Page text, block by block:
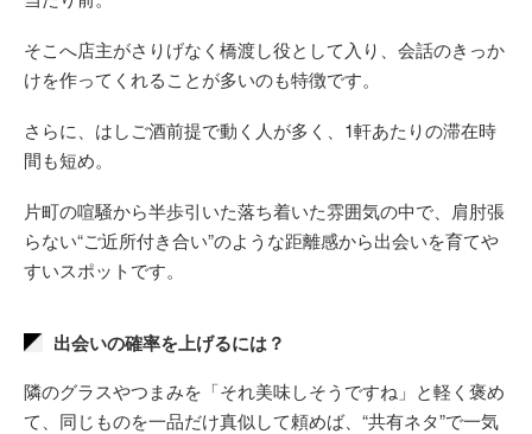
そこへ店主がさりげなく橋渡し役として入り、会話のきっか
けを作ってくれることが多いのも特徴です。
さらに、はしご酒前提で動く人が多く、1軒あたりの滞在時
間も短め。
片町の喧騒から半歩引いた落ち着いた雰囲気の中で、肩肘張
らない“ご近所付き合い”のような距離感から出会いを育てや
すいスポットです。
出会いの確率を上げるには？
隣のグラスやつまみを「それ美味しそうですね」と軽く褒め
て、同じものを一品だけ真似して頼めば、“共有ネタ”で一気